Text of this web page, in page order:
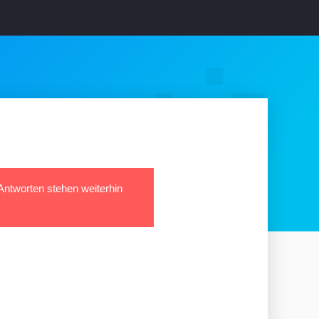
stehen weiterhin